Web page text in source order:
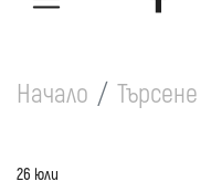
Начало Търсене
26 юли